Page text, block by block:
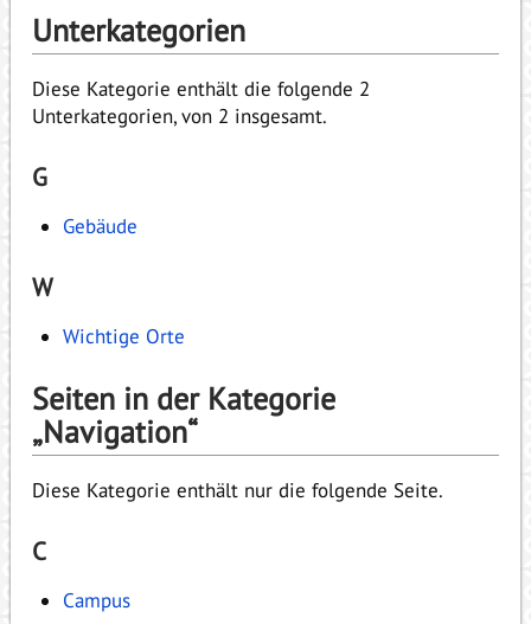
Unterkategorien
Diese Kategorie enthält die folgende 2
Unterkategorien, von 2 insgesamt.
G
Gebäude
W
Wichtige Orte
Seiten in der Kategorie
„Navigation“
Diese Kategorie enthält nur die folgende Seite.
C
Campus